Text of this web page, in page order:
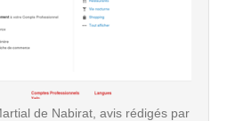
de Nabirat, avis rédigés par